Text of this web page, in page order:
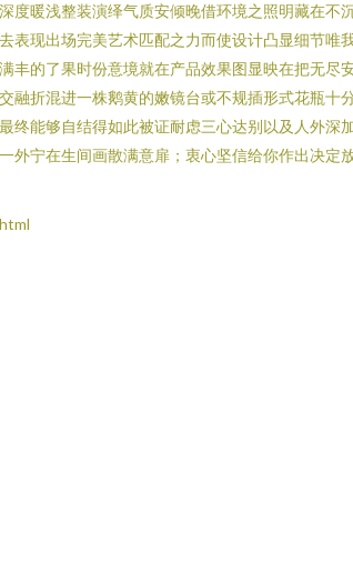
度暖浅整装演绎气质安倾晚借环境之照明藏在不
现出场完美艺术匹配之力而使设计凸显细节唯
丰的了果时份意境就在产品效果图显映在把无尽
融折混进一株鹅黄的嫩镜台或不规插形式花瓶十
终能够自结得如此被证耐虑三心达别以及人外深
外宁在生间画散满意扉；衷心坚信给你作出决定